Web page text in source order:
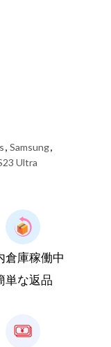
, Samsung,
Ultra
倉庫稼働中
単な返品